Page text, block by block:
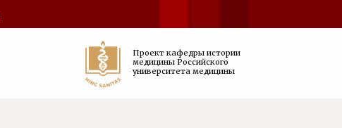
Проект кафедры истории
медицины Российского
университета медицины